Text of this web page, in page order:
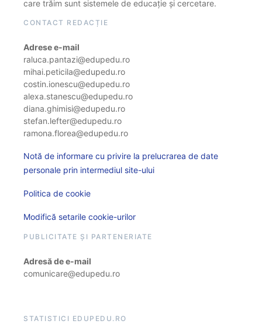
care trăim sunt sistemele de educație și cercetare.
CONTACT REDACȚIE
Adrese e-mail
raluca.pantazi@edupedu.ro
mihai.peticila@edupedu.ro
costin.ionescu@edupedu.ro
alexa.stanescu@edupedu.ro
diana.ghimisi@edupedu.ro
stefan.lefter@edupedu.ro
ramona.florea@edupedu.ro
Notă de informare cu privire la prelucrarea de date
personale prin intermediul site-ului
Politica de cookie
Modifică setarile cookie-urilor
PUBLICITATE ȘI PARTENERIATE
Adresă de e-mail
comunicare@edupedu.ro
STATISTICI EDUPEDU.RO